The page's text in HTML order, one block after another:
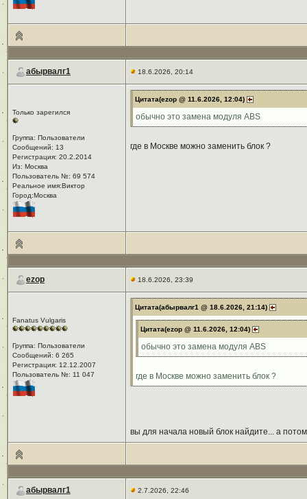
абырвалг1 18.6.2026, 20:14
Только зарегился
Группа: Пользователи
Сообщений: 13
Регистрация: 20.2.2014
Из: Москва
Пользователь №: 69 574
Реальное имя:Виктор
Город:Москва
Цитата(ezop @ 11.6.2026, 12:04)
обычно это замена модуля ABS
где в Москве можно заменить блок ?
ezop 18.6.2026, 23:39
Fanatus Vulgaris
Группа: Пользователи
Сообщений: 6 265
Регистрация: 12.12.2007
Пользователь №: 11 047
Цитата(абырвалг1 @ 18.6.2026, 21:14)
Цитата(ezop @ 11.6.2026, 12:04)
обычно это замена модуля ABS
где в Москве можно заменить блок ?
вы для начала новый блок найдите... а
абырвалг1 2.7.2026, 22:46